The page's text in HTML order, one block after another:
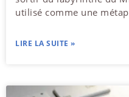
utilisé comme une
LIRE LA SUITE »